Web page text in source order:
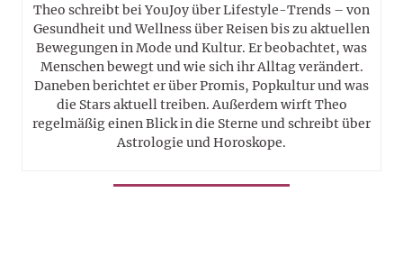
Theo schreibt bei YouJoy über Lifestyle-Trends – von
Gesundheit und Wellness über Reisen bis zu aktuellen
Bewegungen in Mode und Kultur. Er beobachtet, was
Menschen bewegt und wie sich ihr Alltag verändert.
Daneben berichtet er über Promis, Popkultur und was
die Stars aktuell treiben. Außerdem wirft Theo
regelmäßig einen Blick in die Sterne und schreibt über
Astrologie und Horoskope.